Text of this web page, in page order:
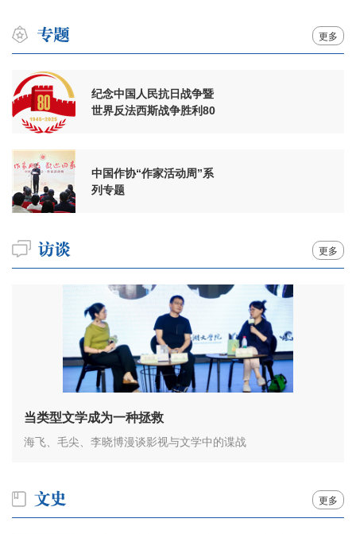
更多
纪念中国人民抗日战争暨
世界反法西斯战争胜利80
中国作协“作家活动周”系
列专题
更多
当类型文学成为一种拯救
海飞、毛尖、李晓博漫谈影视与文学中的谍战
更多